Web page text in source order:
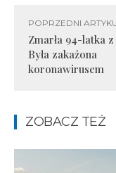
POPRZEDNI
Zmarła 94-latka
Była zakażona
koronawirusem
ZOBACZ TEŻ